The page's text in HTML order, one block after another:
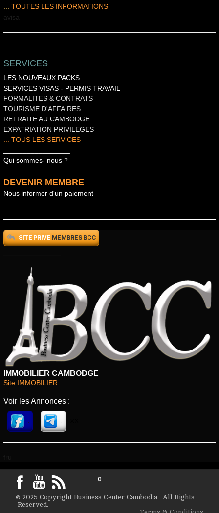
TOUTES LES INFORMATIONS
avisa
SERVICES
LES NOUVEAUX PACKS
SERVICES VISAS - PERMIS TRAVAIL
FORMALITES & CONTRATS
TOURISME D'AFFAIRES
RETRAITE AU CAMBODGE
EXPATRIATION PRIVILEGES
... TOUS LES SERVICES
Qui sommes- nous ?
DEVENIR MEMBRE
Nous informer d'un paiement
SITE PRIVE MEMBRES BCC
IMMOBILIER CAMBODGE
Site IMMOBILIER
Voir les Annonces :
. .
0
© 2025 Copyright Business Center Cambodia. All Rights
Reserved.